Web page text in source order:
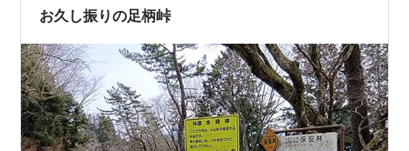
ードバイクなの…
お久し振りの足柄峠